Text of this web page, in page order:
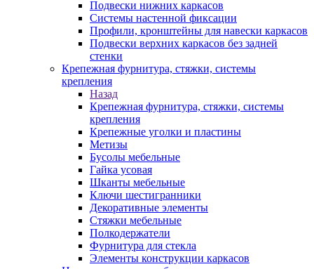
Подвески нижних каркасов
Системы настенной фиксации
Профили, кронштейны для навески каркасов
Подвески верхних каркасов без задней
стенки
Крепежная фурнитура, стяжки, системы
крепления
Назад
Крепежная фурнитура, стяжки, системы
крепления
Крепежные уголки и пластины
Метизы
Бусолы мебельные
Гайка усовая
Шканты мебельные
Ключи шестигранники
Декоративные элементы
Стяжки мебельные
Полкодержатели
Фурнитура для стекла
Элементы конструкции каркасов